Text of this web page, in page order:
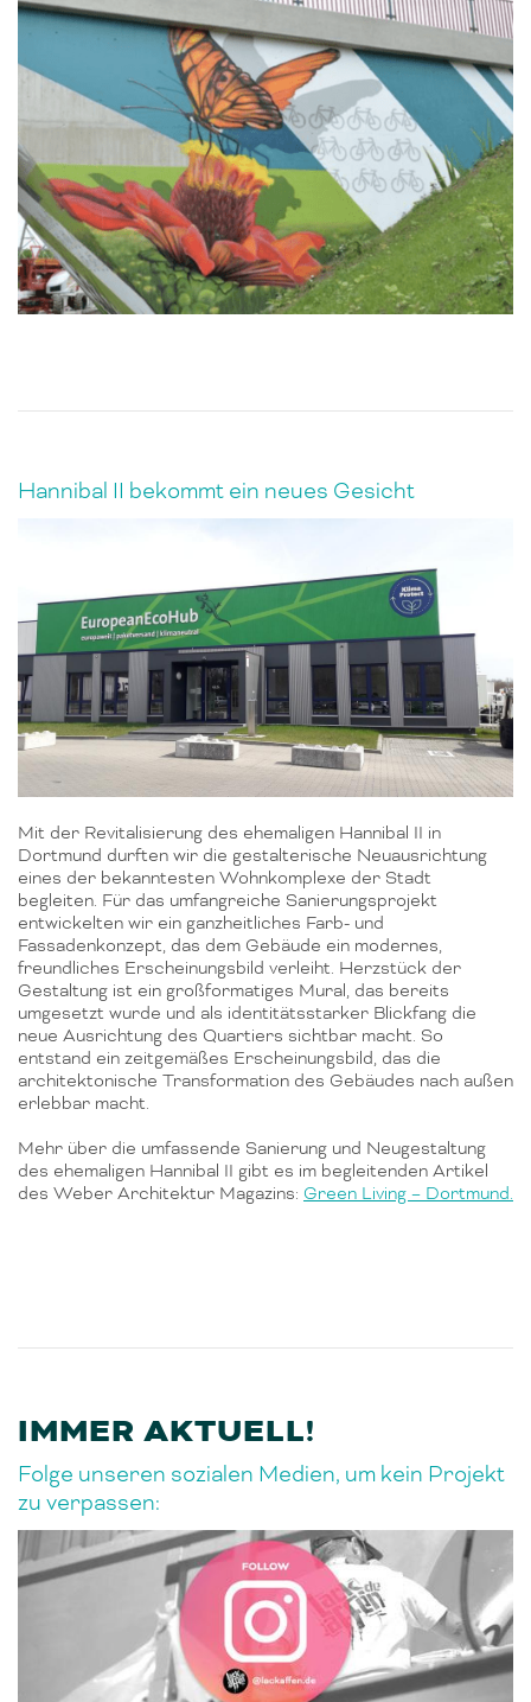
Hannibal II bekommt ein neues Gesicht
Mit der Revitalisierung des ehemaligen Hannibal II in
Dortmund durften wir die gestalterische Neuausrichtung
eines der bekanntesten Wohnkomplexe der Stadt
begleiten. Für das umfangreiche Sanierungsprojekt
entwickelten wir ein ganzheitliches Farb- und
Fassadenkonzept, das dem Gebäude ein modernes,
freundliches Erscheinungsbild verleiht. Herzstück der
Gestaltung ist ein großformatiges Mural, das bereits
umgesetzt wurde und als identitätsstarker Blickfang die
neue Ausrichtung des Quartiers sichtbar macht. So
entstand ein zeitgemäßes Erscheinungsbild, das die
architektonische Transformation des Gebäudes nach außen
erlebbar macht.
Mehr über die umfassende Sanierung und Neugestaltung
des ehemaligen Hannibal II gibt es im begleitenden Artikel
des Weber Architektur Magazins: Green Living – Dortmund.
IMMER AKTUELL!
Folge unseren sozialen Medien, um kein Projekt
zu verpassen: